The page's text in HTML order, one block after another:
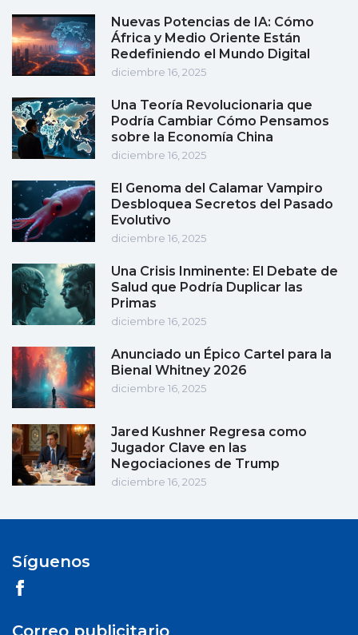
Nuevas Potencias de IA: Cómo
África y Medio Oriente Están
Redefiniendo el Mundo Digital
diciembre 16, 2025
Una Teoría Revolucionaria que
Podría Cambiar Cómo Pensamos
sobre la Economía China
diciembre 16, 2025
El Genoma del Calamar Vampiro
Desbloquea Secretos del Pasado
Evolutivo
diciembre 16, 2025
Una Crisis Inminente: El Debate de
Salud que Podría Duplicar las
Primas
diciembre 16, 2025
Anunciado un Épico Cartel para la
Bienal Whitney 2026
diciembre 16, 2025
Jared Kushner Regresa como
Jugador Clave en las
Negociaciones de Trump
diciembre 16, 2025
Síguenos